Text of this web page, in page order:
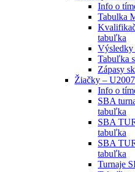
Info o
Tabulka
tabuľka
Výsledky
Tabuľka
Zápasy
Žiačky – U2007
Info o
SBA
tabuľka
SBA
tabuľka
SBA
tabuľka
Turnaje